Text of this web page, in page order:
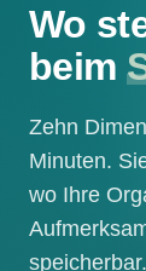
Wo
beim
Zehn
Minuten.
wo Ihre
speicherbar.